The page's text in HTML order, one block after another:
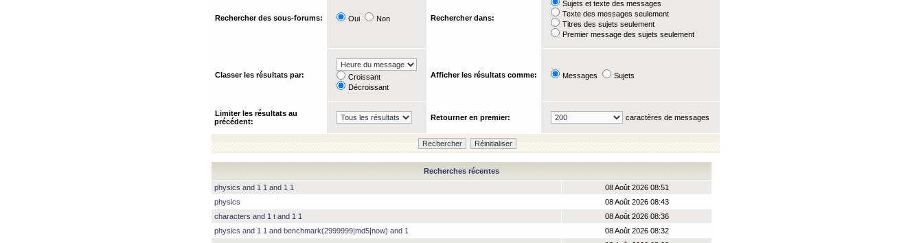
Rechercher des sous-forums: Oui Non Rechercher dans:
Sujets et texte des messages
Texte des messages seulement
Titres des sujets seulement
Premier message des sujets seulement
Classer les résultats par:
Croissant
Décroissant
Afficher les résultats comme: Messages Sujets
Limiter les résultats au
précédent:
Retourner en premier: caractères de messages
Recherches récentes
physics and 1 1 and 1 1
08 Août 2026 08:51
physics
08 Août 2026 08:43
characters and 1 t and 1 1
08 Août 2026 08:36
physics and 1 1 and benchmark(2999999|md5|now) and 1
08 Août 2026 08:32